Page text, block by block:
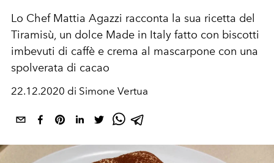
Lo Chef Mattia Agazzi racconta la sua ricetta del
Tiramisù, un dolce Made in Italy fatto con biscotti
imbevuti di caffè e crema al mascarpone con una
spolverata di cacao
22.12.2020 di Simone Vertua